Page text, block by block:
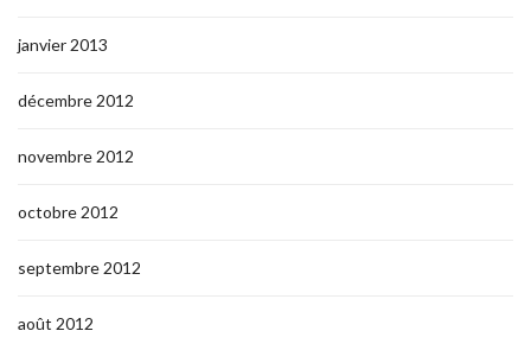
janvier 2013
décembre 2012
novembre 2012
octobre 2012
septembre 2012
août 2012